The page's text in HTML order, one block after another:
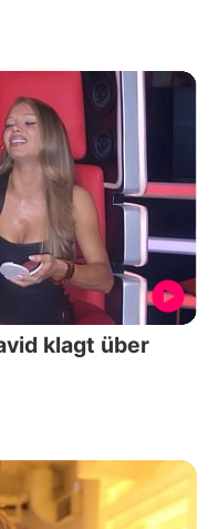
klagt über